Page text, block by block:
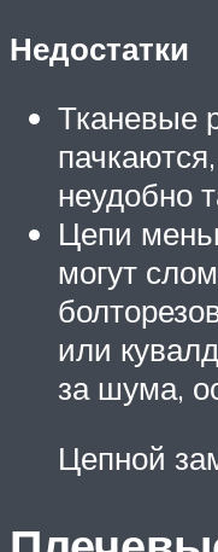
Недостатки
Тканевые
неудобно
Цепи
могут
или
за шума,
Цепной